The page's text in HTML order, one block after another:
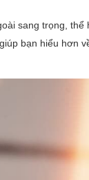
sang trọng, thể
bạn hiểu hơn